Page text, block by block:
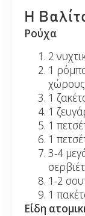
Η
Ρούχα
2
1
χώρους
1
1
1
1
3-4
1-2
1
Είδη